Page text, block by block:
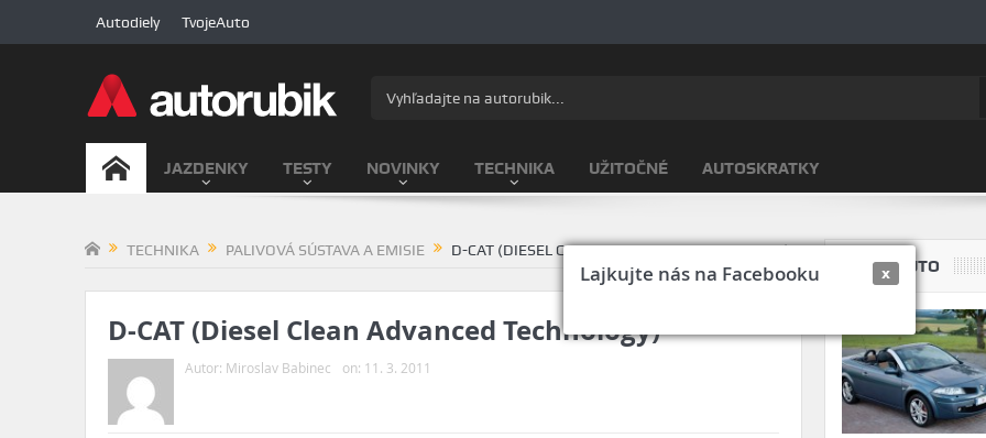
Lajkujte nás na Facebooku x
Autodiely TvojeAuto
JAZDENKY TESTY NOVINKY TECHNIKA UŽITOČNÉ AUTOSKRATKY
TECHNIKA PALIVOVÁ SÚSTAVA A EMISIE D-CAT (DIESEL CLEAN ADVANCED TECHNOLOGY)
D-CAT (Diesel Clean Advanced Technology)
Autor: Miroslav Babinec on: 11. 3. 2011
TVOJE AUTO